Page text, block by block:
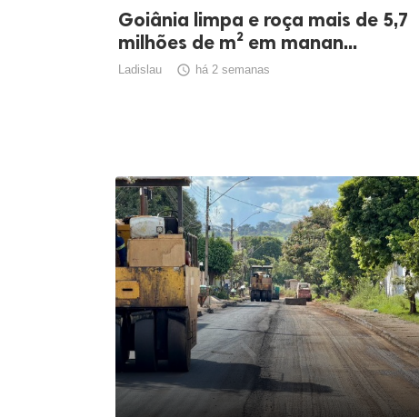
Goiânia limpa e roça mais de 5,7
milhões de m² em manan...
Ladislau  há 2 semanas